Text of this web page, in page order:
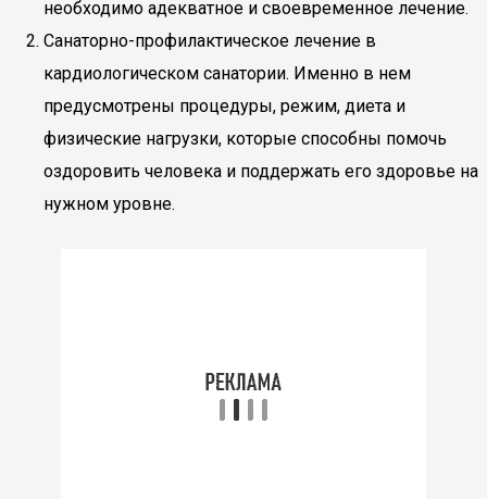
необходимо адекватное и своевременное лечение.
Санаторно-профилактическое лечение в
кардиологическом санатории. Именно в нем
предусмотрены процедуры, режим, диета и
физические нагрузки, которые способны помочь
оздоровить человека и поддержать его здоровье на
нужном уровне.